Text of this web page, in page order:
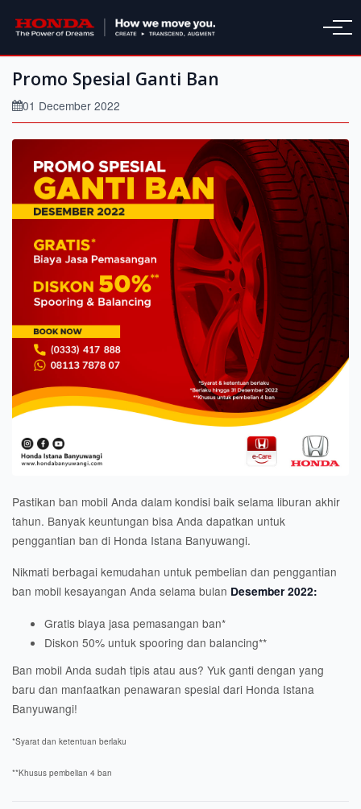
Promo Spesial Ganti Ban
01 December 2022
Pastikan ban mobil Anda dalam kondisi baik selama liburan akhir
tahun. Banyak keuntungan bisa Anda dapatkan untuk
penggantian ban di Honda Istana Banyuwangi.
Nikmati berbagai kemudahan untuk pembelian dan penggantian
ban mobil kesayangan Anda selama bulan Desember 2022:
Gratis biaya jasa pemasangan ban*
Diskon 50% untuk spooring dan balancing**
Ban mobil Anda sudah tipis atau aus? Yuk ganti dengan yang
baru dan manfaatkan penawaran spesial dari Honda Istana
Banyuwangi!
*Syarat dan ketentuan berlaku
**Khusus pembelian 4 ban